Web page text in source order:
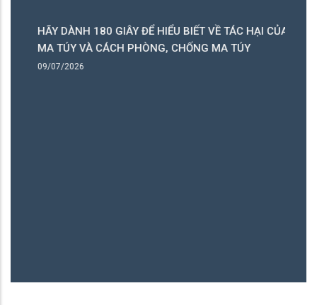
HÃY DÀNH 180 GIÂY ĐỂ HIỂU BIẾT VỀ TÁC HẠI CỦA
MA TÚY VÀ CÁCH PHÒNG, CHỐNG MA TÚY
09/07/2026